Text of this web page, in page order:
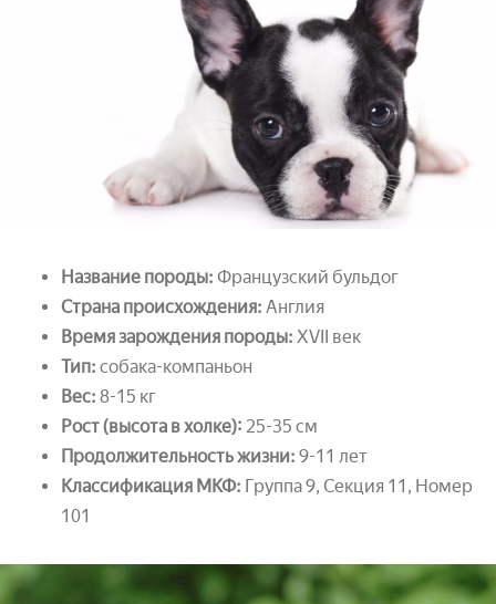
Название породы: Французский бульдог
Страна происхождения: Англия
Время зарождения породы: XVII век
Тип: собака-компаньон
Вес: 8-15 кг
Рост (высота в холке): 25-35 см
Продолжительность жизни: 9-11 лет
Классификация МКФ: Группа 9, Секция 11, Номер
101